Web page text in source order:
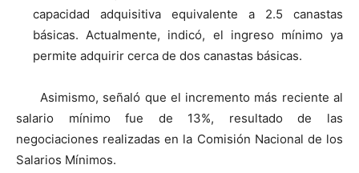
capacidad adquisitiva equivalente a 2.5 canastas
básicas. Actualmente, indicó, el ingreso mínimo ya
permite adquirir cerca de dos canastas básicas.
Asimismo, señaló que el incremento más reciente al
salario mínimo fue de 13%, resultado de las
negociaciones realizadas en la Comisión Nacional de los
Salarios Mínimos.